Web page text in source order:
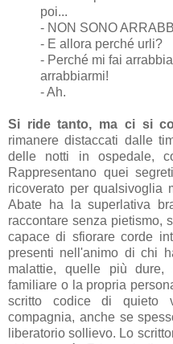
poi...
- NON SONO
- E allora perché urli?
- Perché mi fai
arrabbiarmi!
- Ah.
Si ride tanto, ma ci si
rimanere distaccati dalle
delle notti in ospedale,
Rappresentano quei
ricoverato per qualsivoglia
Abate ha la superlativa
raccontaresenza pietismo,
capace di sfiorare corde
presenti nell'animo di chi
malattie, quelle più
familiare o la propria
scritto codice di quieto
compagnia, anche se
liberatorio sollievo. Lo